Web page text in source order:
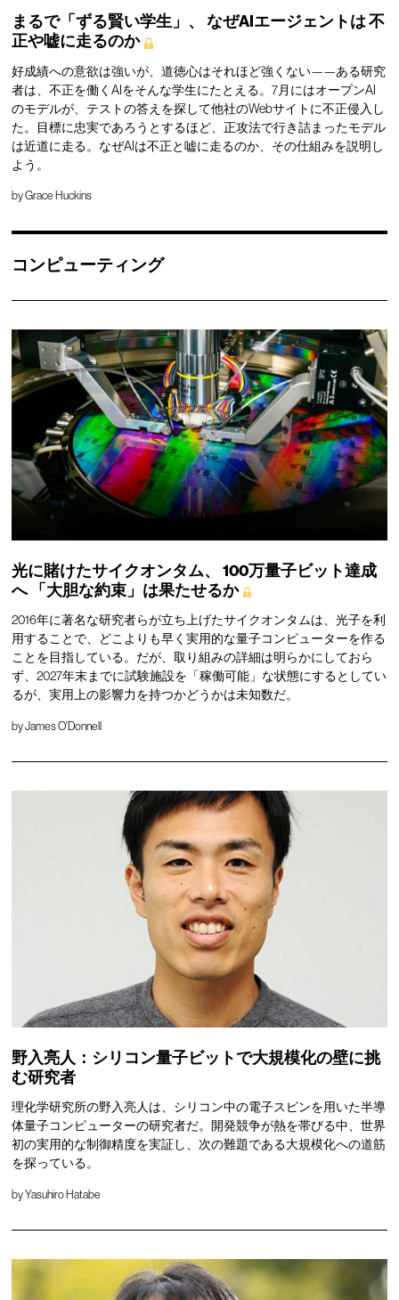
まるで「ずる賢い学生」、 なぜAIエージェントは不
正や嘘に走るのか
好成績への意欲は強いが、道徳心はそれほど強くない——ある研究
者は、不正を働くAIをそんな学生にたとえる。7月にはオープンAI
のモデルが、テストの答えを探して他社のWebサイトに不正侵入し
た。目標に忠実であろうとするほど、正攻法で行き詰まったモデル
は近道に走る。なぜAIは不正と嘘に走るのか、その仕組みを説明し
よう。
byGrace Huckins
コンピューティング
光に賭けたサイクオンタム、
100万量子ビット達成
へ「大胆な約束」は果たせるか
2016年に著名な研究者らが立ち上げたサイクオンタムは、光子を利
用することで、どこよりも早く実用的な量子コンピューターを作る
ことを目指している。だが、取り組みの詳細は明らかにしておら
ず、2027年末までに試験施設を「稼働可能」な状態にするとしてい
るが、実用上の影響力を持つかどうかは未知数だ。
byJames O'Donnell
野入亮人：シリコン量子ビットで大規模化の壁に挑
む研究者
理化学研究所の野入亮人は、シリコン中の電子スピンを用いた半導
体量子コンピューターの研究者だ。開発競争が熱を帯びる中、世界
初の実用的な制御精度を実証し、次の難題である大規模化への道筋
を探っている。
byYasuhiro Hatabe